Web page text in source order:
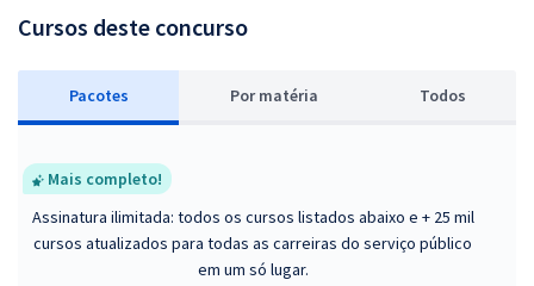
Cursos deste concurso
Pacotes Por matéria Todos
Mais completo!
Assinatura ilimitada: todos os cursos listados abaixo e + 25 mil
cursos atualizados para todas as carreiras do serviço público
em um só lugar.